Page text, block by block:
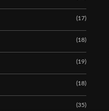
(17)
(18)
(19)
(18)
(35)